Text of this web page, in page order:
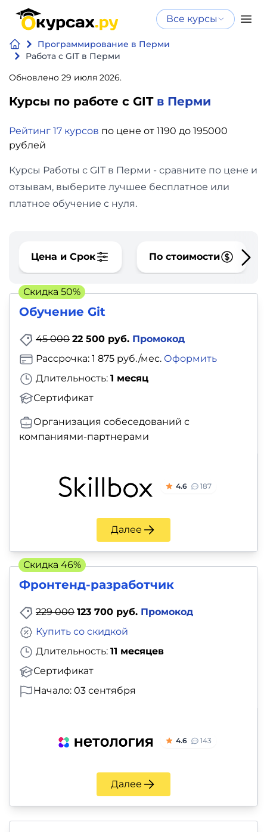
Все курсы
Программирование в Перми
Работа с GIT в Перми
Обновлено 29 июля 2026.
Курсы по работе с GIT в Перми
Рейтинг 17 курсов по цене от 1190 до 195000
рублей
Курсы Работы с GIT в Перми - сравните по цене и
отзывам, выберите лучшее бесплатное или
платное обучение с нуля.
Цена и Срок По стоимости
Обучение Git
45 000 22 500 руб. Промокод
Длительность: 1 месяц
Сертификат
Рассрочка: 1 875 руб./мес. Оформить
Организация собеседований с
компаниями-партнерами
4.6 187
Далее
Скидка 50%
Фронтенд-разработчик
229 000 123 700 руб. Промокод
Длительность: 11 месяцев
Сертификат
Купить со скидкой
Начало: 03 сентября
4.6 143
Далее
Скидка 46%
Нейросеть
и ИИ
и
Дизайн
Видео,
фото,
аудио
Маркетинг
Иностранный
язык
Для
детей
фитнес
Психология
саморазвитие
Прочее
Репетиторы
Тесты
на
профориентацию
Нейросеть и ИИ
интеллекту
Бесплатно